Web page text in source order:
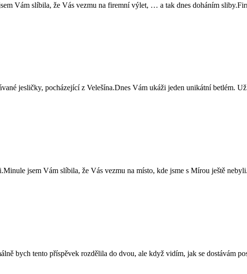
Vám slíbila, že Vás vezmu na firemní výlet, … a tak dnes doháním
jesličky, pocházející z Velešína.Dnes Vám ukáži jeden unikátní betlém.
jsem Vám slíbila, že Vás vezmu na místo, kde jsme s Mírou ještě
bych tento příspěvek rozdělila do dvou, ale když vidím, jak se dostávám